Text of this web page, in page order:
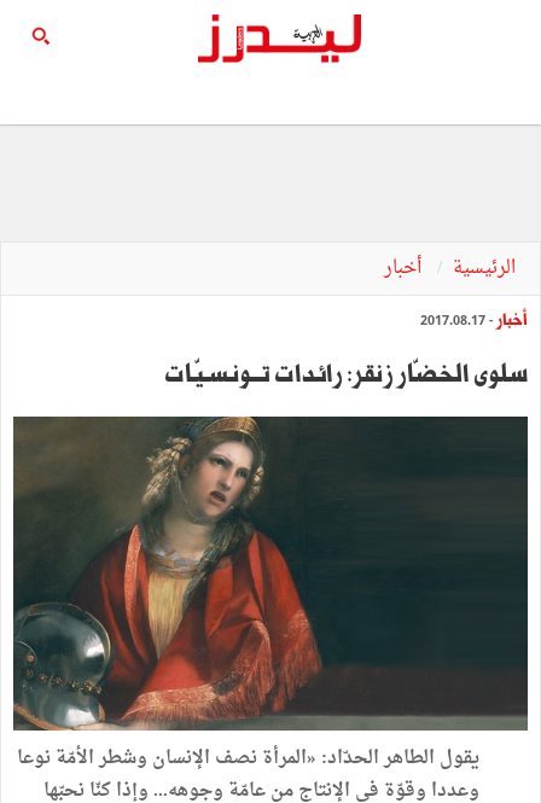
الرئيسية أخبار
أخبار - 2017.08.17
سلوى الخضّار زنقر: رائـدات تـــونـسـيّـات
يقول الطاهر الحدّاد: «المرأة نصف الإنسان وشطر الأمّة نوعا
وعددا وقوّة في الإنتاج من عامّة وجوهه... وإذا كنّا نحبّها